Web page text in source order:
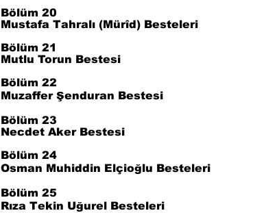
Bölüm 20
Mustafa Tahralı (Mürîd) Besteleri
Bölüm 21
Mutlu Torun Bestesi
Bölüm 22
Muzaffer Şenduran Bestesi
Bölüm 23
Necdet Aker Bestesi
Bölüm 24
Osman Muhiddin Elçioğlu Besteleri
Bölüm 25
Rıza Tekin Uğurel Besteleri